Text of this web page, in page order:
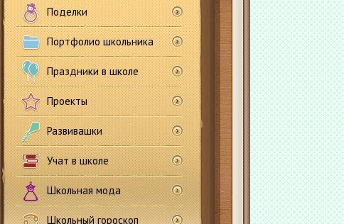
Поделки
Портфолио школьника
Праздники в школе
Проекты
Развивашки
Учат в школе
Школьная мода
Школьный гороскоп